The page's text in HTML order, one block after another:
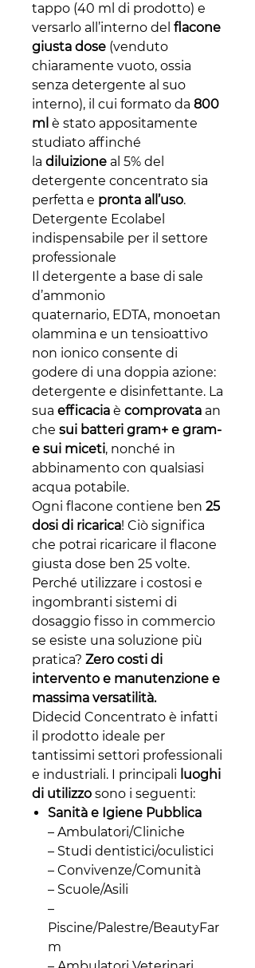
tappo (40 ml di prodotto) e
versarlo all’interno del flacone
giusta dose (venduto
chiaramente vuoto, ossia
senza detergente al suo
interno), il cui formato da 800
ml è stato appositamente
studiato affinché
la diluizione al 5% del
detergente concentrato sia
perfetta e pronta all’uso.
Detergente Ecolabel
indispensabile per il settore
professionale
Il detergente a base di sale
d’ammonio
quaternario, EDTA, monoetan
olammina e un tensioattivo
non ionico consente di
godere di una doppia azione:
detergente e disinfettante. La
sua efficacia è comprovata an
che sui batteri gram+ e gram-
e sui miceti, nonché in
abbinamento con qualsiasi
acqua potabile.
Ogni flacone contiene ben 25
dosi di ricarica! Ciò significa
che potrai ricaricare il flacone
giusta dose ben 25 volte.
Perché utilizzare i costosi e
ingombranti sistemi di
dosaggio fisso in commercio
se esiste una soluzione più
pratica? Zero costi di
intervento e manutenzione e
massima versatilità.
Didecid Concentrato è infatti
il prodotto ideale per
tantissimi settori professionali
e industriali. I principali luoghi
di utilizzo sono i seguenti:
Sanità e Igiene Pubblica
– Ambulatori/Cliniche
– Studi dentistici/oculistici
– Convivenze/Comunità
– Scuole/Asili
–
Piscine/Palestre/BeautyFar
m